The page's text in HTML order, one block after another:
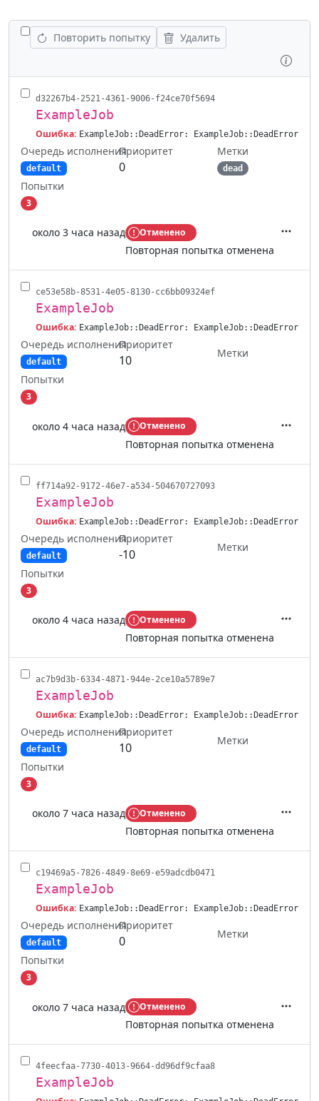
ПЕРЕКЛЮЧИТЬ ВСЕ ЗАДАНИЯ
Повторить попытку
Удалить
d32267b4-2521-4361-9006-f24ce70f5694
ExampleJob
Ошибка: ExampleJob::DeadError: ExampleJob::DeadError
Очередь исполнения
default
Приоритет
0
Метки
dead
Попытки
3
около 3 часа назад Отменено
Повторная попытка отменена
ce53e58b-8531-4e05-8130-cc6bb09324ef
ExampleJob
Ошибка: ExampleJob::DeadError: ExampleJob::DeadError
Очередь исполнения
default
Приоритет
10
Метки
Попытки
3
около 4 часа назад Отменено
Повторная попытка отменена
ff714a92-9172-46e7-a534-504670727093
ExampleJob
Ошибка: ExampleJob::DeadError: ExampleJob::DeadError
Очередь исполнения
default
Приоритет
-10
Метки
Попытки
3
около 4 часа назад Отменено
Повторная попытка отменена
ac7b9d3b-6334-4871-944e-2ce10a5789e7
ExampleJob
Ошибка: ExampleJob::DeadError: ExampleJob::DeadError
Очередь исполнения
default
Приоритет
10
Метки
Попытки
3
около 7 часа назад Отменено
Повторная попытка отменена
c19469a5-7826-4849-8e69-e59adcdb0471
ExampleJob
Ошибка: ExampleJob::DeadError: ExampleJob::DeadError
Очередь исполнения
default
Приоритет
0
Метки
Попытки
3
около 7 часа назад Отменено
Повторная попытка отменена
4feecfaa-7730-4013-9664-dd96df9cfaa8
ExampleJob